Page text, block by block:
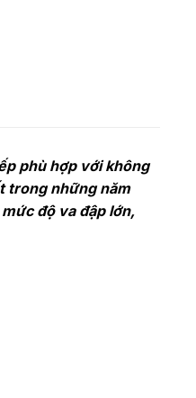
phù hợp với không
trong những năm
độ va đập lớn,